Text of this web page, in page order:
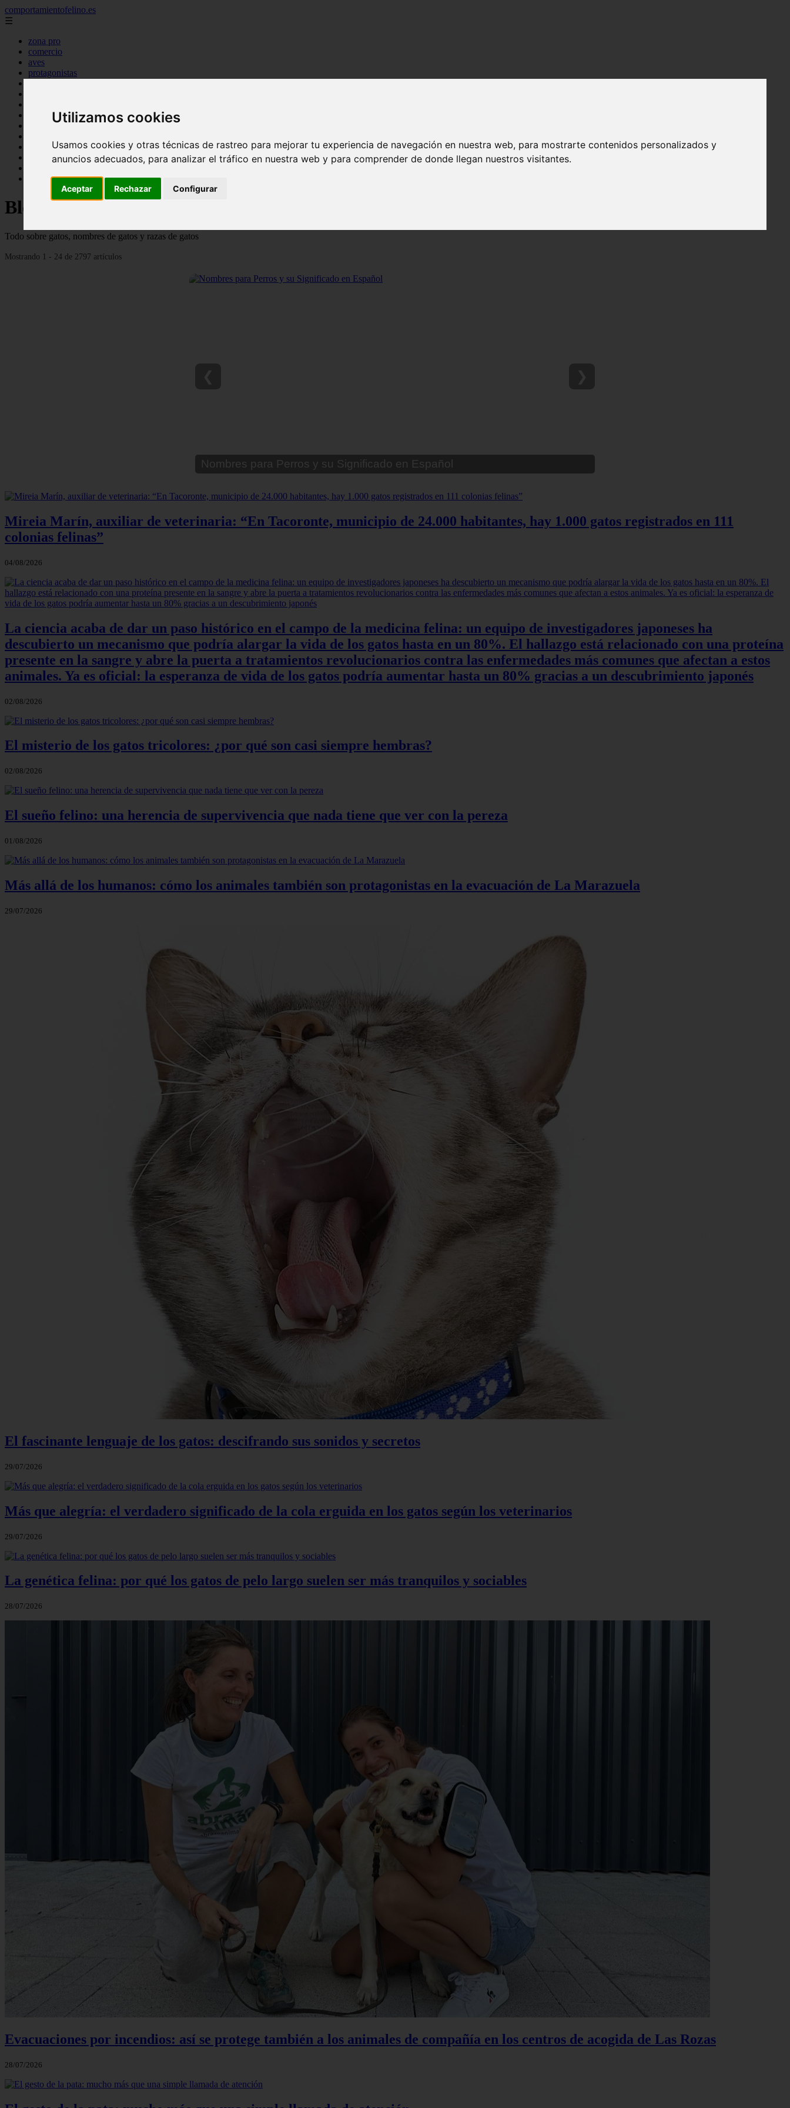
Utilizamos cookies
Usamos cookies y otras técnicas de rastreo para mejorar tu experiencia de navegación en nuestra web, para mostrarte contenidos personalizados y
anuncios adecuados, para analizar el tráfico en nuestra web y para comprender de donde llegan nuestros visitantes.
Aceptar Rechazar Configurar
comportamientofelino.es
☰
zona pro
comercio
aves
protagonistas
articulos
canal tv
novedades
tablon de anuncios
zona pro
Blog sobre gatos
Todo sobre gatos, nombres de gatos y razas de gatos
Mostrando 1 - 24 de 2797 artículos
Nombres para Perros Machos con Manchas Negras
Mireia Marín, auxiliar de veterinaria: “En Tacoronte, municipio de 24.000 habitantes, hay 1.000 gatos registrados en 111
colonias felinas”
04/08/2026
La ciencia acaba de dar un paso histórico en el campo de la medicina felina: un equipo de investigadores japoneses ha
descubierto un mecanismo que podría alargar la vida de los gatos hasta en un 80%. El hallazgo está relacionado con una proteína
presente en la sangre y abre la puerta a tratamientos revolucionarios contra las enfermedades más comunes que afectan a estos
animales. Ya es oficial: la esperanza de vida de los gatos podría aumentar hasta un 80% gracias a un descubrimiento japonés
02/08/2026
El misterio de los gatos tricolores: ¿por qué son casi siempre hembras?
02/08/2026
El sueño felino: una herencia de supervivencia que nada tiene que ver con la pereza
01/08/2026
Más allá de los humanos: cómo los animales también son protagonistas en la evacuación de La Marazuela
29/07/2026
El fascinante lenguaje de los gatos: descifrando sus sonidos y secretos
29/07/2026
Más que alegría: el verdadero significado de la cola erguida en los gatos según los veterinarios
29/07/2026
La genética felina: por qué los gatos de pelo largo suelen ser más tranquilos y sociables
28/07/2026
Evacuaciones por incendios: así se protege también a los animales de compañía en los centros de acogida de Las Rozas
28/07/2026